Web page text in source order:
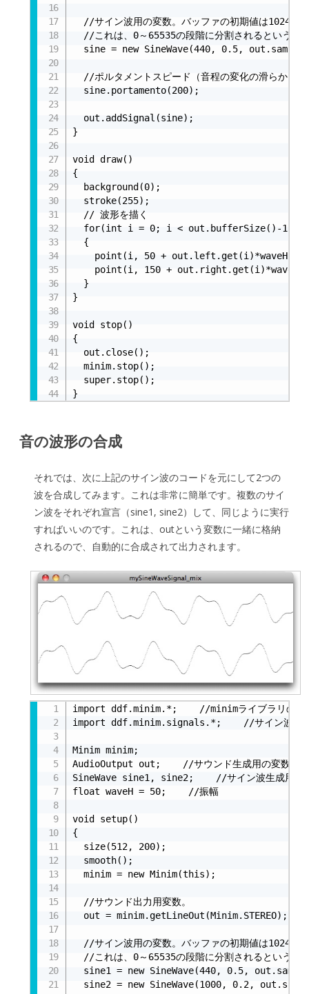
//サイン波用の変数。バッファの初期値は1024、
//これは、0～65535の段階に分割されるというこ
sine = new SineWave(440, 0.5,
//ポルタメントスピード（音程の変化の滑らかさ
  sine.portamento(200);
  out.addSignal(sine);
}
void draw()
{
  background(0);
  stroke(255);
  // 波形を描く
for(int i = 0; i < out.bufferSize()-1;
  {
    point(i, 50 + out.left.get(i)*waveH);	//左の音声の波形を画面上に描く
point(i, 150 + out.right.get(i)*waveH);	//右　　
  }
}
void stop()
{
  out.close();
  minim.stop();
  super.stop();
}
音の波形の合成
それでは、次に上記のサイン波のコードを元にして2つの
波を合成してみます。これは非常に簡単です。複数のサイ
ン波をそれぞれ宣言（sine1, sine2）して、同じように実行
すればいいのです。これは、outという変数に一緒に格納
されるので、自動的に合成されて出力されます。
import ddf.minim.*;    //minimライブラリのイ
import ddf.minim.signals.*;    //サイン波を発生
Minim minim;
AudioOutput out;    //サウンド生成用の変数
SineWave sine1, sine2;    //サイン波生成用の
float waveH = 50;    //振幅
void setup()
{
  size(512, 200);
  smooth();
  minim = new Minim(this);
  //サウンド出力用変数。
  out = minim.getLineOut(Minim.STEREO);
//サイン波用の変数。バッファの初期値は1024、
//これは、0～65535の段階に分割されるというこ
sine1 = new SineWave(440, 0.5,
sine2 = new SineWave(1000, 0.2,